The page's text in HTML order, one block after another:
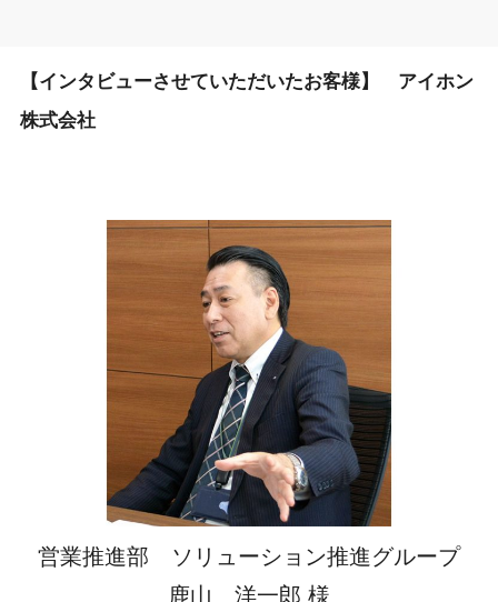
【インタビューさせていただいたお客様】 アイホン
株式会社
営業推進部 ソリューション推進グループ
鹿山 洋一郎 様